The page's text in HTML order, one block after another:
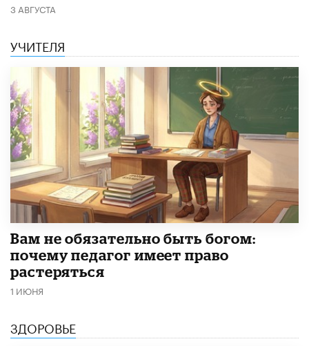
3 АВГУСТА
УЧИТЕЛЯ
​Вам не обязательно быть богом:
почему педагог имеет право
растеряться
1 ИЮНЯ
ЗДОРОВЬЕ